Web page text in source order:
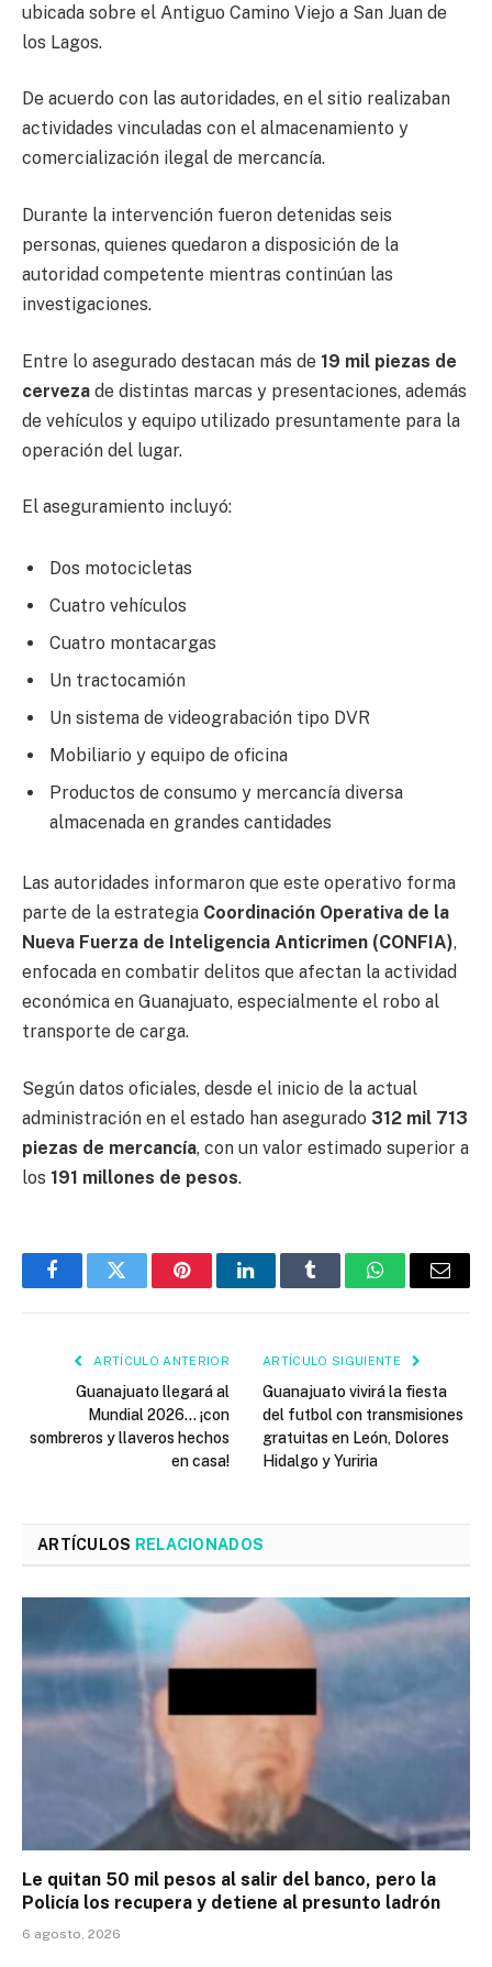
ubicada sobre el Antiguo Camino Viejo a San Juan de
los Lagos.
De acuerdo con las autoridades, en el sitio realizaban
actividades vinculadas con el almacenamiento y
comercialización ilegal de mercancía.
Durante la intervención fueron detenidas seis
personas, quienes quedaron a disposición de la
autoridad competente mientras continúan las
investigaciones.
Entre lo asegurado destacan más de 19 mil piezas de
cerveza de distintas marcas y presentaciones, además
de vehículos y equipo utilizado presuntamente para la
operación del lugar.
El aseguramiento incluyó:
Dos motocicletas
Cuatro vehículos
Cuatro montacargas
Un tractocamión
Un sistema de videograbación tipo DVR
Mobiliario y equipo de oficina
Productos de consumo y mercancía diversa
almacenada en grandes cantidades
Las autoridades informaron que este operativo forma
parte de la estrategia Coordinación Operativa de la
Nueva Fuerza de Inteligencia Anticrimen (CONFIA),
enfocada en combatir delitos que afectan la actividad
económica en Guanajuato, especialmente el robo al
transporte de carga.
Según datos oficiales, desde el inicio de la actual
administración en el estado han asegurado 312 mil 713
piezas de mercancía, con un valor estimado superior a
los 191 millones de pesos.
FacebookTwitter PinterestLinkedInTumblr WhatsAppEmail
ARTÍCULO ANTERIOR
Guanajuato llegará al
Mundial 2026… ¡con
sombreros y llaveros hechos
en casa!
ARTÍCULO SIGUIENTE
Guanajuato vivirá la fiesta
del futbol con transmisiones
gratuitas en León, Dolores
Hidalgo y Yuriria
ARTÍCULOS RELACIONADOS
Le quitan 50 mil pesos al salir del banco, pero la
Policía los recupera y detiene al presunto ladrón
6 agosto, 2026